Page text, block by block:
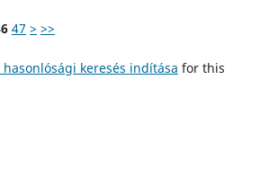
47 > >>
hasonlósági keresés indítása for this